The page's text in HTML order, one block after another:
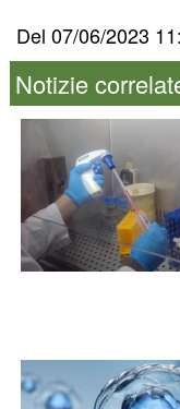
Del 07/06/2023
Notizie